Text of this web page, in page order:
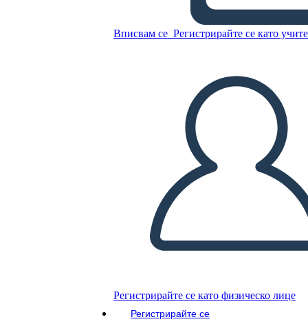
Вписвам се Регистрирайте се като
Регистрирайте се като физическо лице
Регистрирайте се
ПУСКАНЕ НА СЛАЙДШОУ
ЧЕТИ МИ